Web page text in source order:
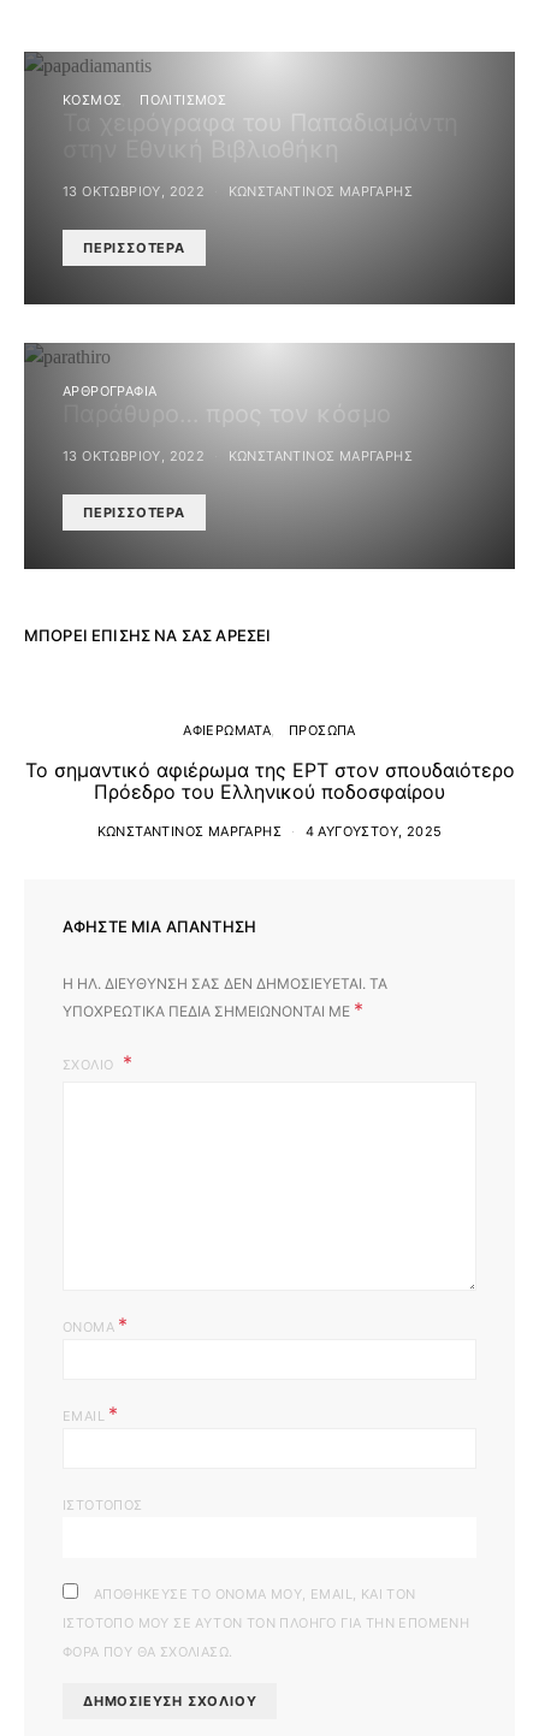
ΚΟΣΜΟΣ ΠΟΛΙΤΙΣΜΌΣ
Τα χειρόγραφα του Παπαδιαμάντη
στην Εθνική Βιβλιοθήκη
13 ΟΚΤΩΒΡΊΟΥ, 2022 ΚΩΝΣΤΑΝΤΊΝΟΣ ΜΆΡΓΑΡΗΣ
ΠΕΡΙΣΣΌΤΕΡΑ
ΑΡΘΡΟΓΡΑΦΙΑ
Παράθυρο… προς τον κόσμο
13 ΟΚΤΩΒΡΊΟΥ, 2022 ΚΩΝΣΤΑΝΤΊΝΟΣ ΜΆΡΓΑΡΗΣ
ΠΕΡΙΣΣΌΤΕΡΑ
ΜΠΟΡΕΊ ΕΠΊΣΗΣ ΝΑ ΣΑΣ ΑΡΈΣΕΙ
ΑΦΙΕΡΩΜΑΤΑ ΠΡΟΣΩΠΑ
Το σημαντικό αφιέρωμα της ΕΡΤ στον σπουδαιότερο
Πρόεδρο του Ελληνικού ποδοσφαίρου
ΚΩΝΣΤΑΝΤΊΝΟΣ ΜΆΡΓΑΡΗΣ 4 ΑΥΓΟΎΣΤΟΥ, 2025
ΑΦΉΣΤΕ ΜΙΑ ΑΠΆΝΤΗΣΗ
Η ΗΛ. ΔΙΕΎΘΥΝΣΗ ΣΑΣ ΔΕΝ ΔΗΜΟΣΙΕΎΕΤΑΙ. ΤΑ
ΥΠΟΧΡΕΩΤΙΚΆ ΠΕΔΊΑ ΣΗΜΕΙΏΝΟΝΤΑΙ ΜΕ *
ΣΧΌΛΙΟ
ΌΝΟΜΑ *
EMAIL *
ΙΣΤΌΤΟΠΟΣ
ΑΠΟΘΉΚΕΥΣΕ ΤΟ ΌΝΟΜΆ ΜΟΥ, EMAIL, ΚΑΙ ΤΟΝ
ΙΣΤΌΤΟΠΟ ΜΟΥ ΣΕ ΑΥΤΌΝ ΤΟΝ ΠΛΟΗΓΌ ΓΙΑ ΤΗΝ ΕΠΌΜΕΝΗ
ΦΟΡΆ ΠΟΥ ΘΑ ΣΧΟΛΙΆΣΩ.